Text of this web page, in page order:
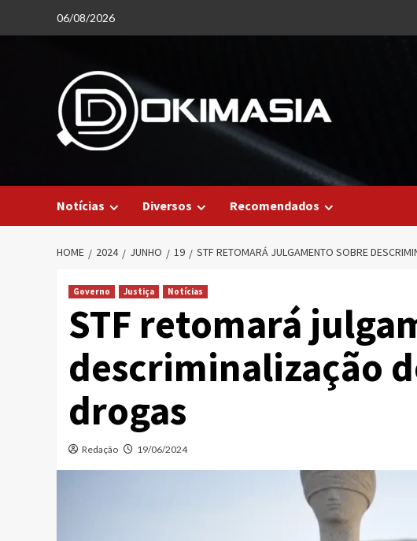
06/08/2026
Notícias Diversos Recomendados
HOME 2024 JUNHO 19 STF RETOMARÁ JULGAMENTO SOBRE
Governo Justiça Notícias
STF retomará
descriminalização
drogas
Redação 19/06/2024